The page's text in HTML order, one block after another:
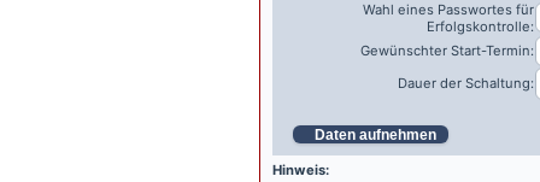
Wahl eines Passwortes für
Erfolgskontrolle:
Gewünschter Start-Termin:
Dauer der Schaltung:
Daten aufnehmen
Hinweis: